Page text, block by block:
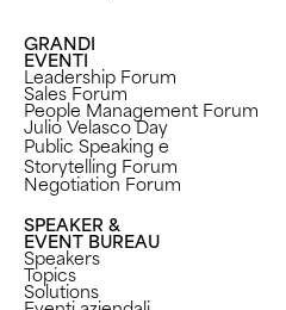
GRANDI
EVENTI
Leadership Forum
Sales Forum
People Management Forum
Julio Velasco Day
Public Speaking e
Storytelling Forum
Negotiation Forum
SPEAKER &
EVENT BUREAU
Speakers
Topics
Solutions